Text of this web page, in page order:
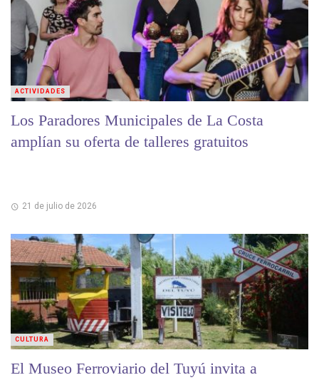
Los Paradores Municipales de La Costa
amplían su oferta de talleres gratuitos
21 de julio de 2026
ACTIVIDADES
El Museo Ferroviario del Tuyú invita a
CULTURA